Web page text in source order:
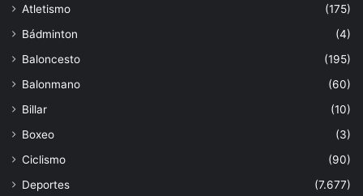
Atletismo
(175)
Bádminton
(4)
Baloncesto
(195)
Balonmano
(60)
Billar
(10)
Boxeo
(3)
Ciclismo
(90)
Deportes
(7.677)